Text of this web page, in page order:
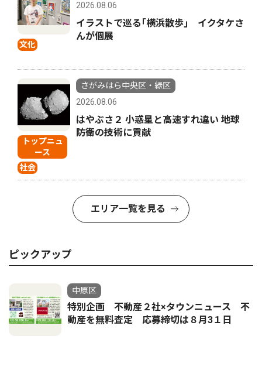
文化
2026.08.06
イラストで巡る｢横浜散歩｣ イクタケさ
んが個展
トップニュ
ース
社会
さがみはら中央区・緑区
2026.08.06
はやぶさ２ 小惑星と高速すれ違い 地球
防衛の技術に貢献
エリア一覧を見る
ピックアップ
中原区
特別企画 不動産２社×タウンニュース 不
動産を無料査定 応募締切は８月3１日